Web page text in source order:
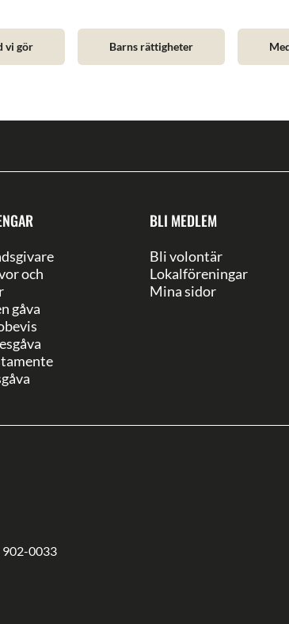
vi gör Barns rättigheter
och
gåva
BLI MEDLEM
Bli volontär
Lokalföreningar
Mina sidor
902-0033